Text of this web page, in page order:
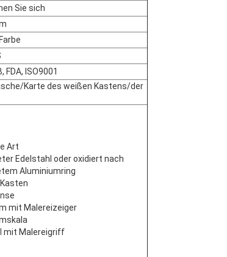
Sie sich
FDA, ISO9001
Karte des weißen Kastens/der
Art
Edelstahl oder oxidiert nach
Aluminiumring
Kasten
mit Malereizeiger
mit Malereigriff